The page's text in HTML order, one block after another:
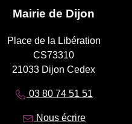
Mairie de Dijon
Place de la Libération
CS73310
21033 Dijon Cedex
03 80 74 51 51
Nous écrire